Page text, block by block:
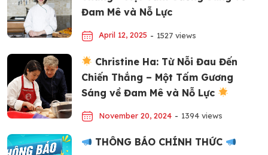
Đam Mê và Nỗ Lực
April 12, 2025 - 1527 views
Christine Ha: Từ Nỗi Đau Đến
Chiến Thắng – Một Tấm Gương
Sáng về Đam Mê và Nỗ Lực
November 20, 2024 - 1394 views
THÔNG BÁO CHÍNH THỨC